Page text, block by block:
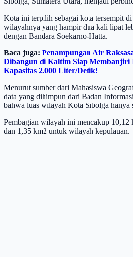
Kota ini terpilih sebagai kota tersempit
wilayahnya yang hampir dua kali lipat
dengan Bandara Soekarno-Hatta.
Baca juga: Penampungan Air
Dibangun di Kaltim Siap Membanjiri
Kapasitas 2.000 Liter/Detik!
Menurut sumber dari Mahasiswa
data yang dihimpun dari Badan
bahwa luas wilayah Kota Sibolga hanya
Pembagian wilayah ini mencakup 10,12
dan 1,35 km2 untuk wilayah kepulauan.